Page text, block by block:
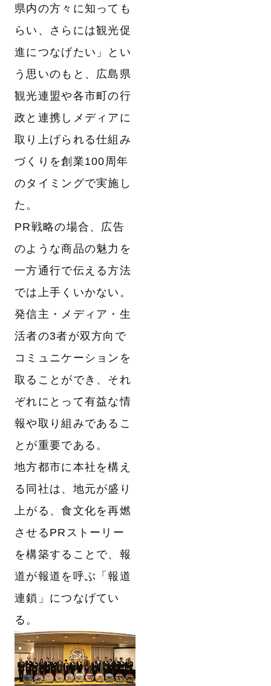
県内の方々に知っても
らい、さらには観光促
進につなげたい」とい
う思いのもと、広島県
観光連盟や各市町の行
政と連携しメディアに
取り上げられる仕組み
づくりを創業100周年
のタイミングで実施し
た。
PR戦略の場合、広告
のような商品の魅力を
一方通行で伝える方法
では上手くいかない。
発信主・メディア・生
活者の3者が双方向で
コミュニケーションを
取ることができ、それ
ぞれにとって有益な情
報や取り組みであるこ
とが重要である。
地方都市に本社を構え
る同社は、地元が盛り
上がる、食文化を再燃
させるPRストーリー
を構築することで、報
道が報道を呼ぶ「報道
連鎖」につなげてい
る。